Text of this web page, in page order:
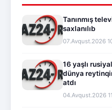
Tanınmış
saxlanılıb
07.Avqust.2026
16 yaşlı
dünya
atdı
04.Avqust.2026